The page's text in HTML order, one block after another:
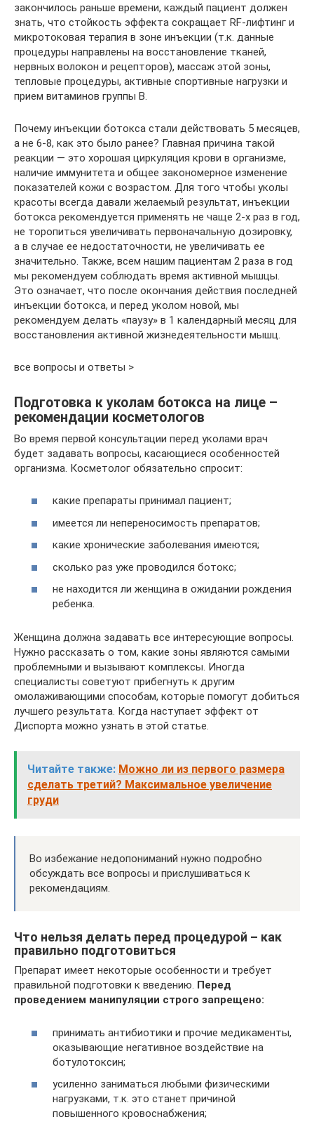
закончилось раньше времени, каждый пациент должен
знать, что стойкость эффекта сокращает RF-лифтинг и
микротоковая терапия в зоне инъекции (т.к. данные
процедуры направлены на восстановление тканей,
нервных волокон и рецепторов), массаж этой зоны,
тепловые процедуры, активные спортивные нагрузки и
прием витаминов группы В.
Почему инъекции ботокса стали действовать 5 месяцев,
а не 6-8, как это было ранее? Главная причина такой
реакции — это хорошая циркуляция крови в организме,
наличие иммунитета и общее закономерное изменение
показателей кожи с возрастом. Для того чтобы уколы
красоты всегда давали желаемый результат, инъекции
ботокса рекомендуется применять не чаще 2-х раз в год,
не торопиться увеличивать первоначальную дозировку,
а в случае ее недостаточности, не увеличивать ее
значительно. Также, всем нашим пациентам 2 раза в год
мы рекомендуем соблюдать время активной мышцы.
Это означает, что после окончания действия последней
инъекции ботокса, и перед уколом новой, мы
рекомендуем делать «паузу» в 1 календарный месяц для
восстановления активной жизнедеятельности мышц.
все вопросы и ответы >
Подготовка к уколам ботокса на лице –
рекомендации косметологов
Во время первой консультации перед уколами врач
будет задавать вопросы, касающиеся особенностей
организма. Косметолог обязательно спросит:
какие препараты принимал пациент;
имеется ли непереносимость препаратов;
какие хронические заболевания имеются;
сколько раз уже проводился ботокс;
не находится ли женщина в ожидании рождения
ребенка.
Женщина должна задавать все интересующие вопросы.
Нужно рассказать о том, какие зоны являются самыми
проблемными и вызывают комплексы. Иногда
специалисты советуют прибегнуть к другим
омолаживающими способам, которые помогут добиться
лучшего результата. Когда наступает эффект от
Диспорта можно узнать в этой статье.
Читайте также: Можно ли из первого размера
сделать третий? Максимальное увеличение
груди
Во избежание недопониманий нужно подробно
обсуждать все вопросы и прислушиваться к
рекомендациям.
Что нельзя делать перед процедурой – как
правильно подготовиться
Препарат имеет некоторые особенности и требует
правильной подготовки к введению. Перед
проведением манипуляции строго запрещено:
принимать антибиотики и прочие медикаменты,
оказывающие негативное воздействие на
ботулотоксин;
усиленно заниматься любыми физическими
нагрузками, т.к. это станет причиной
повышенного кровоснабжения;